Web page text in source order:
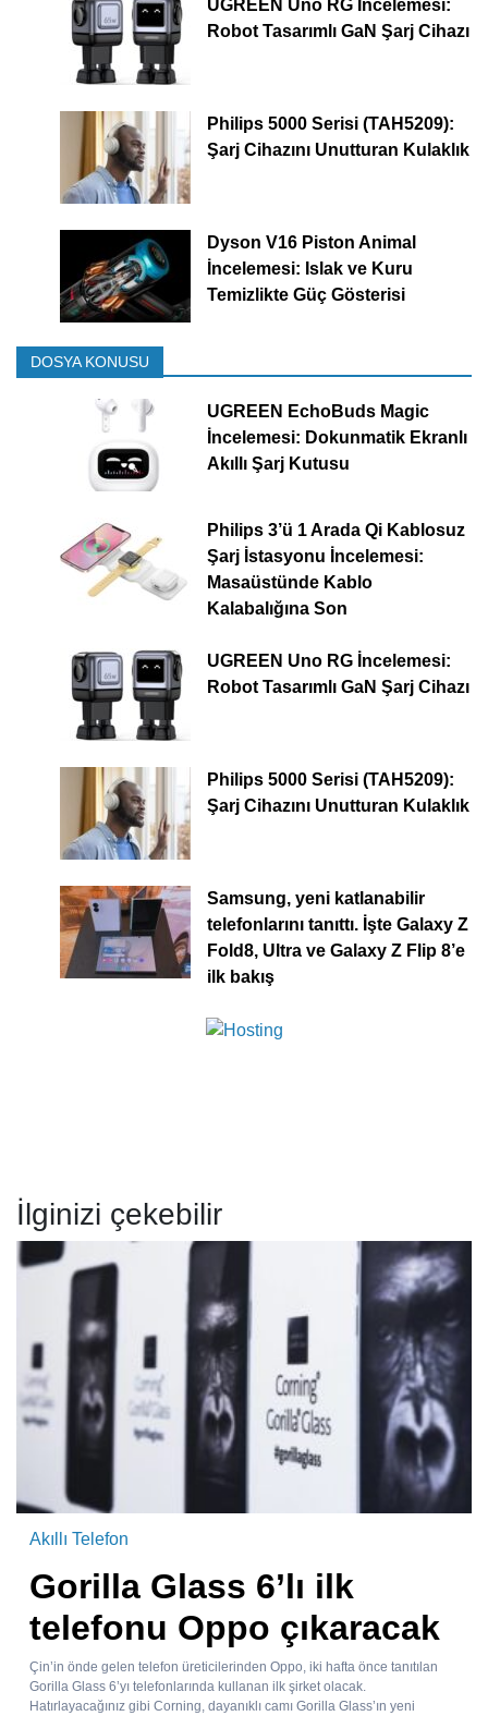
UGREEN Uno RG İncelemesi:
Robot Tasarımlı GaN Şarj Cihazı
Philips 5000 Serisi (TAH5209):
Şarj Cihazını Unutturan Kulaklık
Dyson V16 Piston Animal
İncelemesi: Islak ve Kuru
Temizlikte Güç Gösterisi
DOSYA KONUSU
UGREEN EchoBuds Magic
İncelemesi: Dokunmatik Ekranlı
Akıllı Şarj Kutusu
Philips 3’ü 1 Arada Qi Kablosuz
Şarj İstasyonu İncelemesi:
Masaüstünde Kablo
Kalabalığına Son
UGREEN Uno RG İncelemesi:
Robot Tasarımlı GaN Şarj Cihazı
Philips 5000 Serisi (TAH5209):
Şarj Cihazını Unutturan Kulaklık
Samsung, yeni katlanabilir
telefonlarını tanıttı. İşte Galaxy Z
Fold8, Ultra ve Galaxy Z Flip 8’e
ilk bakış
İlginizi çekebilir
Akıllı Telefon
Gorilla Glass 6’lı ilk
telefonu Oppo çıkaracak
Çin’in önde gelen telefon üreticilerinden Oppo, iki hafta önce tanıtılan
Gorilla Glass 6’yı telefonlarında kullanan ilk şirket olacak.
Hatırlayacağınız gibi Corning, dayanıklı camı Gorilla Glass’ın yeni